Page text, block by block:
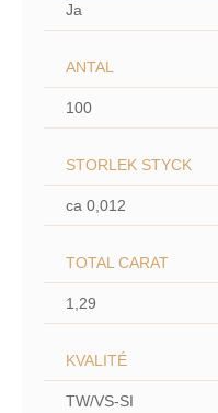
Ja
ANTAL
100
STORLEK STYCK
ca 0,012
TOTAL CARAT
1,29
KVALITÉ
TW/VS-SI